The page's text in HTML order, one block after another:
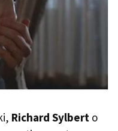
Richard Sylbert o